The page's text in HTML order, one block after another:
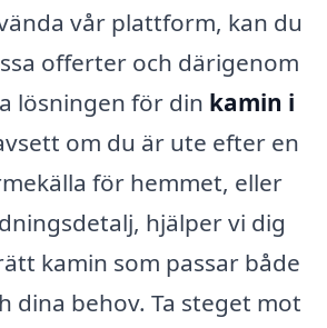
vår plattform, kan du
offerter och därigenom
lösningen för din kamin i
om du är ute efter en
för hemmet, eller
hjälper vi dig
kamin som passar både
dina behov. Ta steget mot